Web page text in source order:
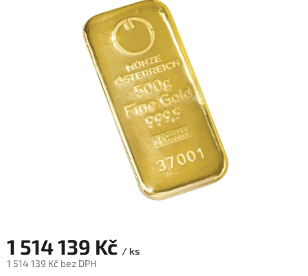
5,0
z
hvězdiček.
1 514 139 Kč / ks
1 514 139 Kč bez DPH